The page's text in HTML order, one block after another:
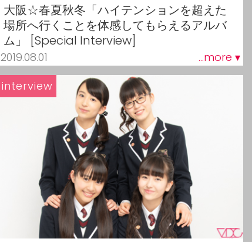
大阪☆春夏秋冬「ハイテンションを超えた
場所へ行くことを体感してもらえるアルバ
ム」 [Special Interview]
2019.08.01 ...more ▾
interview